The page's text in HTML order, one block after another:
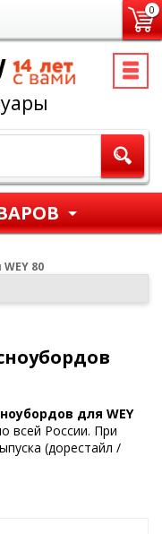
0
80
для WEY
всей России. При
(дорестайл /